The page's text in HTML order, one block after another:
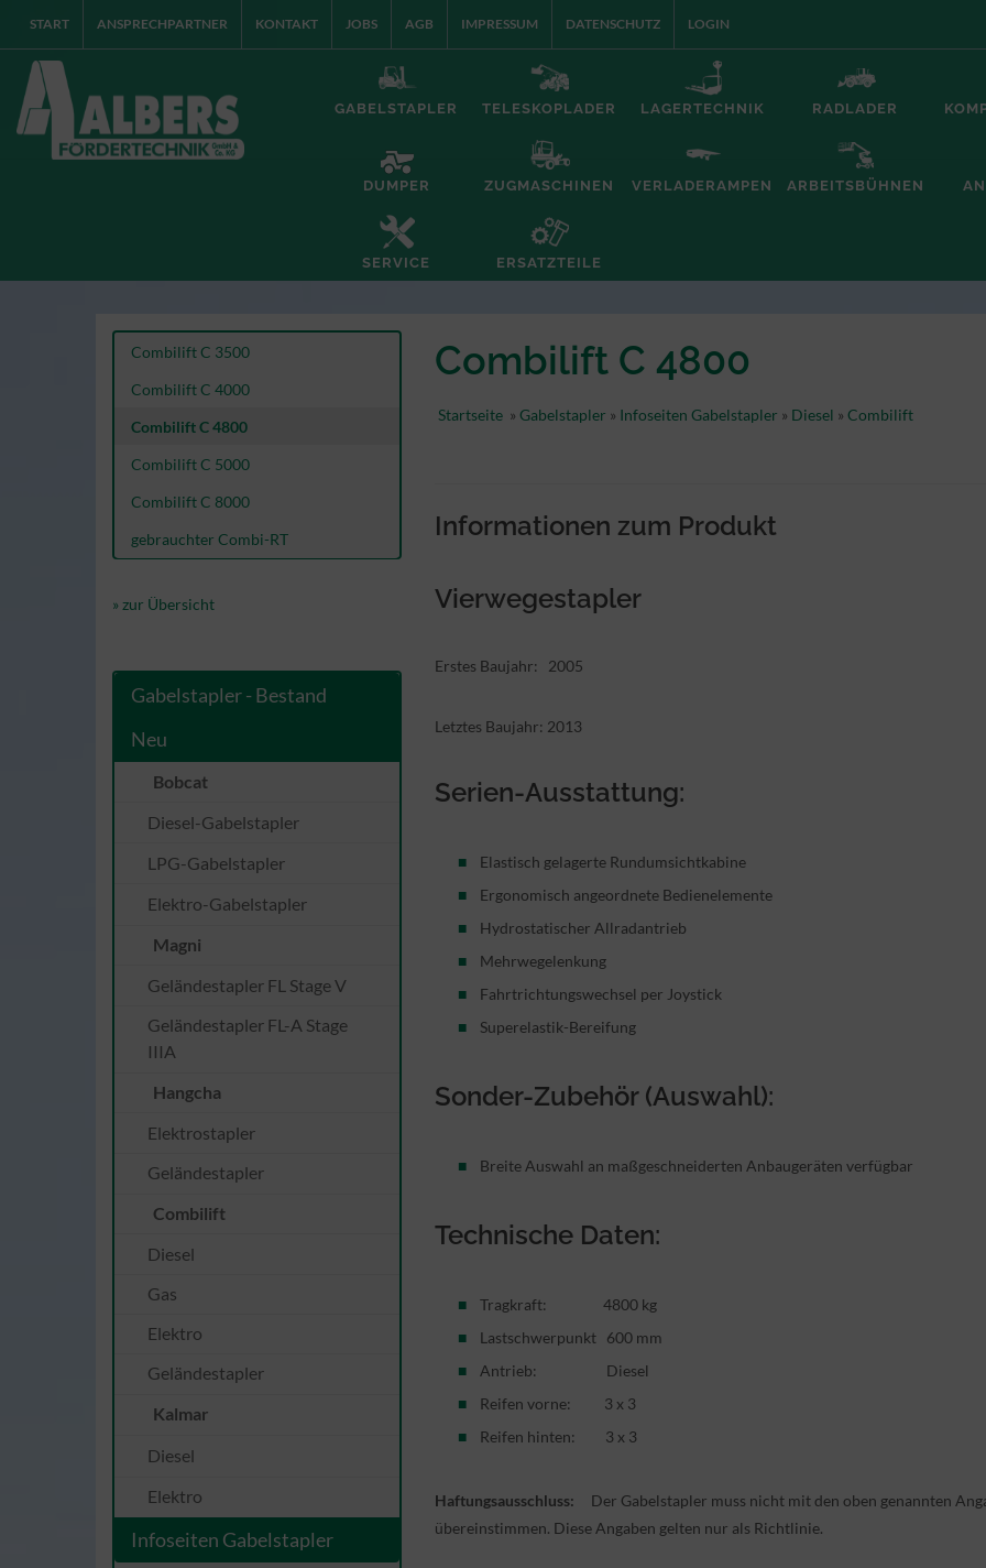
START ANSPRECHPARTNER KONTAKT JOBS AGB IMPRESSUM DATENSCHUTZ LOGIN
GABELSTAPLER TELESKOPLADER LAGERTECHNIK RADLADER
DUMPER ZUGMASCHINEN VERLADERAMPEN ARBEITSBÜHNEN
SERVICE ERSATZTEILE
Combilift C 3500
Combilift C 4000
Combilift C 4800
Combilift C 5000
Combilift C 8000
gebrauchter Combi-RT
» zur Übersicht
Gabelstapler - Bestand
Neu
Bobcat
Diesel-Gabelstapler
LPG-Gabelstapler
Elektro-Gabelstapler
Magni
Geländestapler FL Stage V
Geländestapler FL-A Stage
IIIA
Hangcha
Elektrostapler
Geländestapler
Combilift
Diesel
Gas
Elektro
Geländestapler
Kalmar
Diesel
Elektro
Infoseiten Gabelstapler
Combilift C 4800
Startseite» Gabelstapler » Infoseiten Gabelstapler » Diesel » Combilift
Informationen zum Produkt
Vierwegestapler
Erstes Baujahr: 2005
Letztes Baujahr: 2013
Serien-Ausstattung:
Elastisch gelagerte Rundumsichtkabine
Ergonomisch angeordnete Bedienelemente
Hydrostatischer Allradantrieb
Mehrwegelenkung
Fahrtrichtungswechsel per Joystick
Superelastik-Bereifung
Sonder-Zubehör (Auswahl):
Breite Auswahl an maßgeschneiderten Anbaugeräten verfügbar
Technische Daten:
Tragkraft: 4800 kg
Lastschwerpunkt 600 mm
Antrieb: Diesel
Reifen vorne: 3 x 3
Reifen hinten: 3 x 3
Haftungsausschluss: Der Gabelstapler muss nicht mit den oben genannten
übereinstimmen. Diese Angaben gelten nur als Richtlinie.